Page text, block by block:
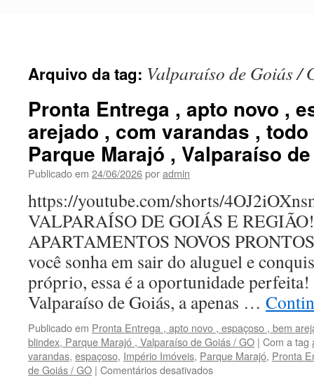
Arquivo da tag: Valparaíso de Goiás /
Pronta Entrega , apto novo ,
arejado , com varandas ,
Parque Marajó , Valparaíso
Publicado em 24/06/2026poradmin
https://youtube.com/shorts/
VALPARAÍSO DE GOIÁS E
APARTAMENTOS NOVOS
você sonha em sair do aluguel e
próprio, essa é a oportunidade perfeita!
Valparaíso de Goiás, a apenas …
Publicado em Pronta Entrega , apto novo , espaçoso , bem
blindex, Parque Marajó , Valparaíso de Goiás / GO | Com a tag
varandas, espaçoso, Império Imóveis, Parque Marajó, Pronta
de Goiás / GO | Comentários desativados